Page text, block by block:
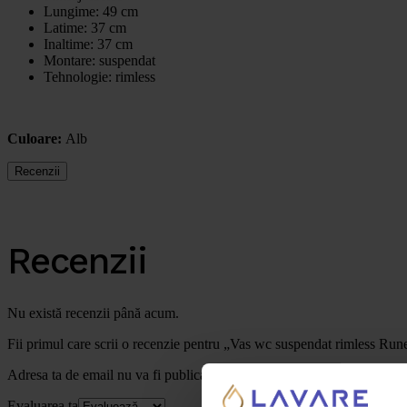
Lungime: 49 cm
Latime: 37 cm
Inaltime: 37 cm
Montare: suspendat
Tehnologie: rimless
Culoare: Alb
Recenzii
Recenzii
Nu există recenzii până acum.
Fii primul care scrii o recenzie pentru „Vas wc suspendat rimless
Adresa ta de email nu va fi publicată.